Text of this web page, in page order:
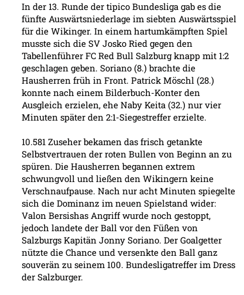
In der 13. Runde der tipico Bundesliga gab es die
fünfte Auswärtsniederlage im siebten Auswärtsspiel
für die Wikinger. In einem hartumkämpften Spiel
musste sich die SV Josko Ried gegen den
Tabellenführer FC Red Bull Salzburg knapp mit 1:2
geschlagen geben. Soriano (8.) brachte die
Hausherren früh in Front. Patrick Möschl (28.)
konnte nach einem Bilderbuch-Konter den
Ausgleich erzielen, ehe Naby Keita (32.) nur vier
Minuten später den 2:1-Siegestreffer erzielte.
10.581 Zuseher bekamen das frisch getankte
Selbstvertrauen der roten Bullen von Beginn an zu
spüren. Die Hausherren begannen extrem
schwungvoll und ließen den Wikingern keine
Verschnaufpause. Nach nur acht Minuten spiegelte
sich die Dominanz im neuen Spielstand wider:
Valon Bersishas Angriff wurde noch gestoppt,
jedoch landete der Ball vor den Füßen von
Salzburgs Kapitän Jonny Soriano. Der Goalgetter
nützte die Chance und versenkte den Ball ganz
souverän zu seinem 100. Bundesligatreffer im Dress
der Salzburger.